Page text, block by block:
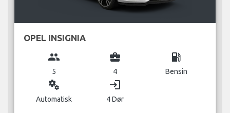
OPEL INSIGNIA
group
5
business_center
4
local_gas_station
Bensin
miscellaneous_services
Automatisk
login
4 Dør